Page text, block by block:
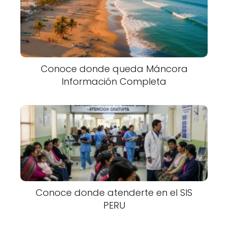
Conoce donde queda Máncora
Información Completa
Conoce donde atenderte en el SIS
PERU